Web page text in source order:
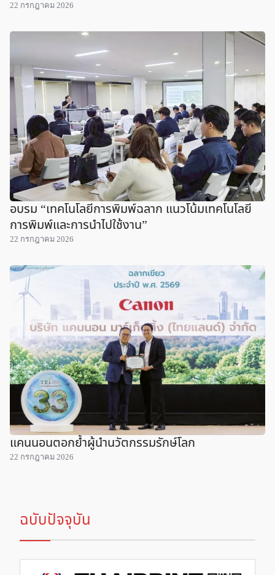
22 กรกฎาคม 2026
อบรม “เทคโนโลยีการพิมพ์ฉลาก แนวโน้มเทคโนโลยี
การพิมพ์และการนำไปใช้งาน”
22 กรกฎาคม 2026
แคนนอนตอกย้ำผู้นำนวัตกรรมรักษ์โลก
22 กรกฎาคม 2026
ฉบับปัจจุบัน